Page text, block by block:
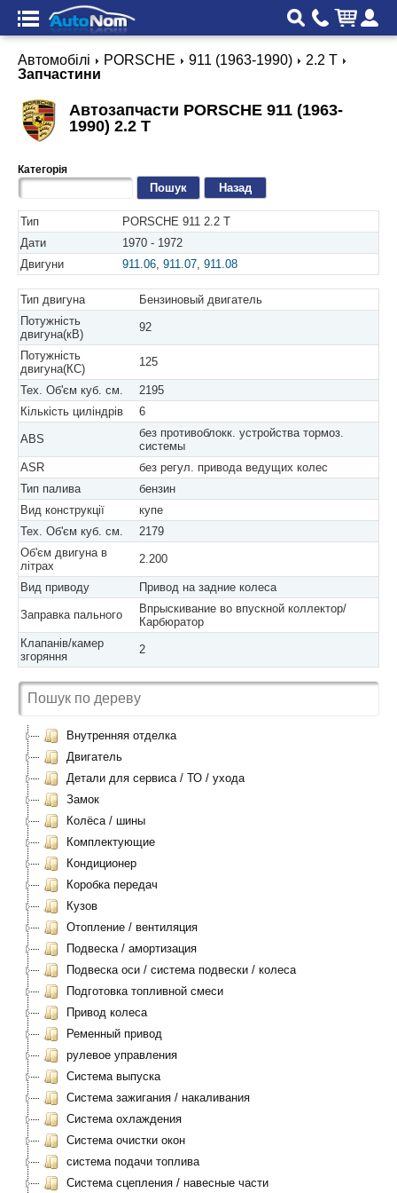
Автомобілі PORSCHE 911 (1963-1990)
2.2 T
Запчастини
Автозапчасти PORSCHE 911 (1963-
1990) 2.2 T
Категорія
Назад
Тип
PORSCHE 911 2.2 T
Дати
1970 - 1972
Двигуни
911.06, 911.07, 911.08
Тип двигуна
Бензиновый двигатель
Потужність
двигуна(кВ)
92
Потужність
двигуна(КС)
125
Тех. Об'єм куб. см.
2195
Кількість циліндрів
6
ABS
без противоблокк. устройства тормоз.
системы
ASR
без регул. привода ведущих колес
Тип палива
бензин
Вид конструкції
купе
Тех. Об'єм куб. см.
2179
Об'єм двигуна в
літрах
2.200
Вид приводу Привод на задние колеса
Заправка пального
Впрыскивание во впускной коллектор/
Карбюратор
Клапанів/камер
згоряння
2
Внутренняя отделка
Двигатель
Детали для сервиса / ТО / ухода
Замок
Колёса / шины
Комплектующие
Кондиционер
Коробка передач
Кузов
Отопление / вентиляция
Подвеска / амортизация
Подвеска оси / система подвески / колеса
Подготовка топливной смеси
Привод колеса
Ременный привод
рулевое управления
Система выпуска
Система зажигания / накаливания
Система охлаждения
Система очистки окон
система подачи топлива
Система сцепления / навесные части